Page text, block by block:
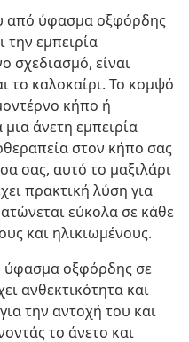
από ύφασμα οξφόρδης
την εμπειρία
σχεδιασμό, είναι
το καλοκαίρι. Το κομψό
κήπο ή
άνετη εμπειρία
στον κήπο σας
σας, αυτό το μαξιλάρι
πρακτική λύση για
εύκολα σε κάθε
και ηλικιωμένους.
ύφασμα οξφόρδης σε
ανθεκτικότητα και
την αντοχή του και
το άνετο και